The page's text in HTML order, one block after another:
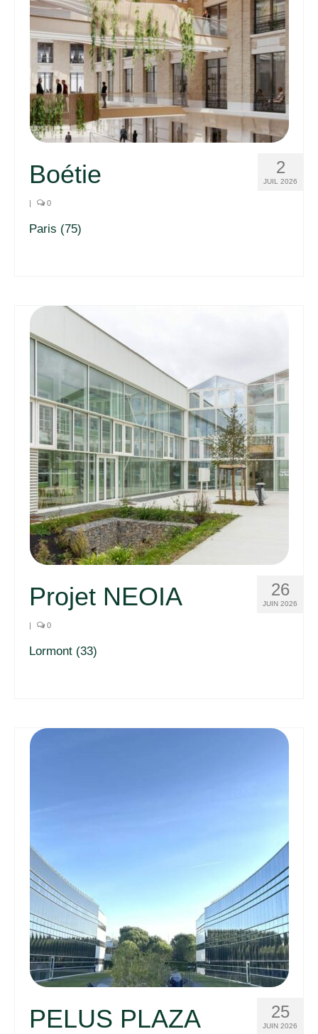
2
JUIL 2026
Boétie
| 0
Paris (75)
26
JUIN 2026
Projet NEOIA
| 0
Lormont (33)
25
JUIN 2026
PELUS PLAZA